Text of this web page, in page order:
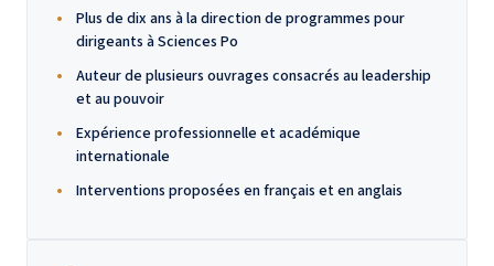
Plus de dix ans à la direction de programmes pour
dirigeants à Sciences Po
Auteur de plusieurs ouvrages consacrés au leadership
et au pouvoir
Expérience professionnelle et académique
internationale
Interventions proposées en français et en anglais